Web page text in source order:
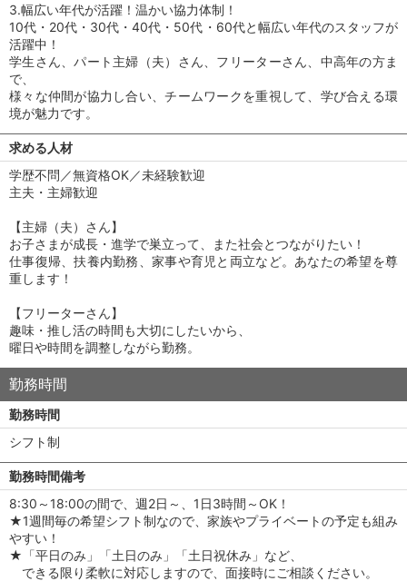
3.幅広い年代が活躍！温かい協力体制！
10代・20代・30代・40代・50代・60代と幅広い年代のスタッフが
活躍中！
学生さん、パート主婦（夫）さん、フリーターさん、中高年の方ま
で、
様々な仲間が協力し合い、チームワークを重視して、学び合える環
境が魅力です。
求める人材
学歴不問／無資格OK／未経験歓迎
主夫・主婦歓迎
【主婦（夫）さん】
お子さまが成長・進学で巣立って、また社会とつながりたい！
仕事復帰、扶養内勤務、家事や育児と両立など。あなたの希望を尊
重します！
【フリーターさん】
趣味・推し活の時間も大切にしたいから、
曜日や時間を調整しながら勤務。
勤務時間
勤務時間
シフト制
勤務時間備考
8:30～18:00の間で、週2日～、1日3時間～OK！
★1週間毎の希望シフト制なので、家族やプライベートの予定も組み
やすい！
★「平日のみ」「土日のみ」「土日祝休み」など、
できる限り柔軟に対応しますので、面接時にご相談ください。